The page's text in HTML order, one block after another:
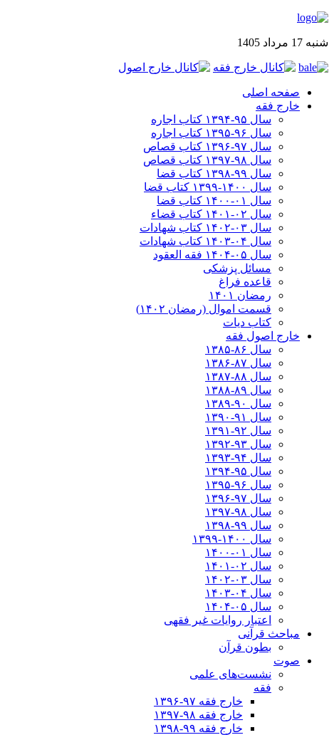
شنبه 17 مرداد 1405
صفحه اصلی
خارج فقه
سال ۹۵-۱۳۹۴ کتاب اجاره
سال ۹۶-۱۳۹۵ کتاب اجاره
سال ۹۷-۱۳۹۶ کتاب قصاص
سال ۹۸-۱۳۹۷ کتاب قصاص
سال ۹۹-۱۳۹۸‍ کتاب قضا
سال ۱۴۰۰-۱۳۹۹ کتاب قضا
سال ۰۱-۱۴۰۰ کتاب قضا
سال ۰۲-۱۴۰۱ کتاب قضاء
سال ۰۳-۱۴۰۲ کتاب شهادات
سال ۰۴-۱۴۰۳ کتاب شهادات
سال ۰۵-۱۴۰۴ فقه العقود
مسائل پزشکی
قاعده فراغ
رمضان ۱۴۰۱
قسمت اموال (رمضان ۱۴۰۲)
کتاب دیات
خارج اصول فقه
سال ۸۶-۱۳۸۵
سال ۸۷-۱۳۸۶
سال ۸۸-۱۳۸۷
سال ۸۹-۱۳۸۸
سال ۹۰-۱۳۸۹
سال ۹۱-۱۳۹۰
سال ۹۲-۱۳۹۱
سال ۹۳-۱۳۹۲
سال ۹۴-۱۳۹۳
سال ۹۵-۱۳۹۴
سال ۹۶-۱۳۹۵
سال ۹۷-۱۳۹۶
سال ۹۸-۱۳۹۷
سال ۹۹-۱۳۹۸‍
سال ۱۴۰۰-۱۳۹۹
سال ۰۱-۱۴۰۰
سال ۰۲-۱۴۰۱
سال ۰۳-۱۴۰۲
سال ۰۴-۱۴۰۳
سال ۰۵-۱۴۰۴
اعتبار روایات غیر فقهی
مباحث قرآنی
بطون قرآن
صوت
نشست‌های علمی
فقه
خارج فقه ۹۷-۱۳۹۶
خارج فقه ۹۸-۱۳۹۷
خارج فقه ۹۹-۱۳۹۸